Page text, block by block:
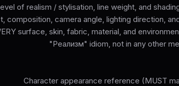
of realism / stylisation, line weight, and
composition, camera angle, lighting direction,
surface, skin, fabric, material, and
"Реализм" idiom, not in any other
Character appearance reference (MUST